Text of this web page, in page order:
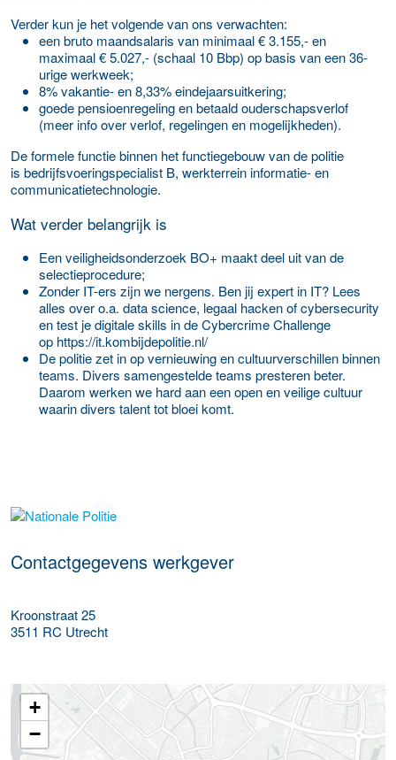
Verder kun je het volgende van ons verwachten:
een bruto maandsalaris van minimaal € 3.155,- en
maximaal € 5.027,- (schaal 10 Bbp) op basis van een 36-
urige werkweek;
8% vakantie- en 8,33% eindejaarsuitkering;
goede pensioenregeling en betaald ouderschapsverlof
(meer info over verlof, regelingen en mogelijkheden).
De formele functie binnen het functiegebouw van de politie
is bedrijfsvoeringspecialist B, werkterrein informatie- en
communicatietechnologie.
Wat verder belangrijk is
Een veiligheidsonderzoek BO+ maakt deel uit van de
selectieprocedure;
Zonder IT-ers zijn we nergens. Ben jij expert in IT? Lees
alles over o.a. data science, legaal hacken of cybersecurity
en test je digitale skills in de Cybercrime Challenge
op https://it.kombijdepolitie.nl/
De politie zet in op vernieuwing en cultuurverschillen binnen
teams. Divers samengestelde teams presteren beter.
Daarom werken we hard aan een open en veilige cultuur
waarin divers talent tot bloei komt.
Meer werkgever details
Contactgegevens werkgever
Kroonstraat 25
3511 RC Utrecht
+
−